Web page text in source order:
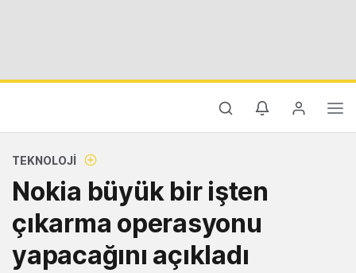
TEKNOLOJI
Nokia büyük bir işten
çıkarma operasyonu
yapacağını açıkladı